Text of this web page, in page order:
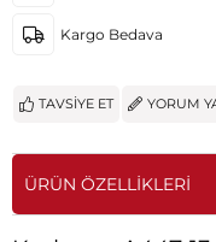
Kargo Bedava
TAVSIYE ET YORUM
ÜRÜN ÖZELLIKLERI